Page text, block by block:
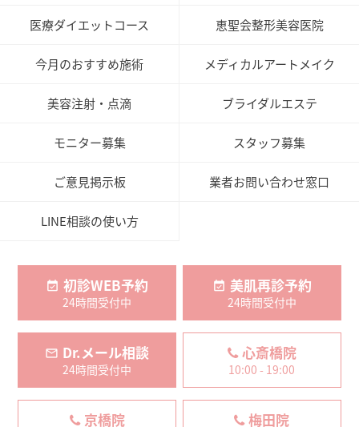
医療ダイエットコース 恵聖会整形美容医院
今月のおすすめ施術 メディカルアートメイク
美容注射・点滴 ブライダルエステ
モニター募集 スタッフ募集
ご意見掲示板 業者お問い合わせ窓口
LINE相談の使い方
初診WEB予約
24時間受付中
美肌再診予約
24時間受付中
Dr.メール相談
24時間受付中
心斎橋院
10:00 - 19:00
京橋院 梅田院